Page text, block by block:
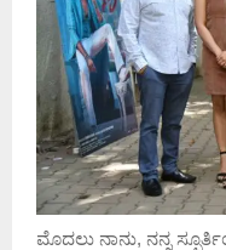
ಮೊದಲು ನಾನು, ನನ್ನ